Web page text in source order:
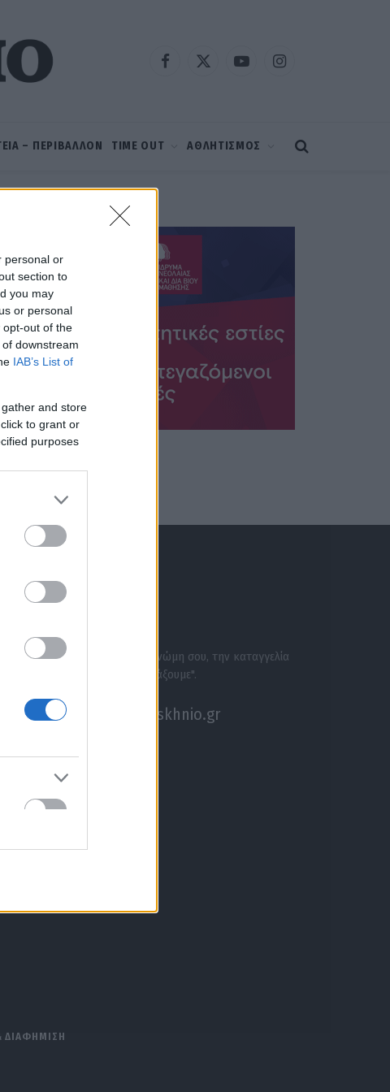
personal or
section to
you may
or personal
opt-out of the
downstream
IAB’s List of
and store
to grant or
purposes
Facebook
X
YouTubeInstagram
– ΠΕΡΙΒΑΛΛΟΝ TIME OUT ΑΘΛΗΤΙΣΜΟΣ
ΕΝΗΜΕΡΩΣΟΥ ΠΡΩΤΟΣ
Στείλε την άποψή σου, τη γνώμη σου, την καταγγελία
σου, ή αν θέλεις κάτι να "ψάξουμε".
akouseme@paraskhnio.gr
ΔΙΑΦΗΜΙΣΗ